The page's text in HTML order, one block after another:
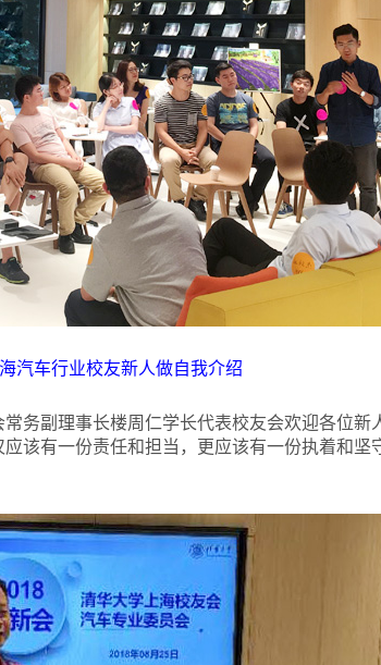
海汽车行业校友新人做自我介绍
务副理事长楼周仁学长代表校友会欢迎各位新
该有一份责任和担当，更应该有一份执着和坚